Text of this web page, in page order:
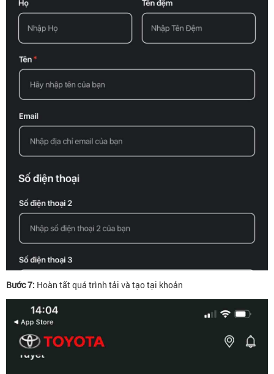
Bước 7: Hoàn tất quá trình tải và tạo tại khoản